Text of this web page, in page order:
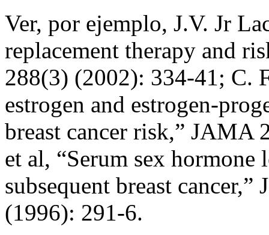
Ver, por ejemplo, J.V. Jr
replacement therapy and
288(3) (2002): 334-41; C.
estrogen and estrogen-
breast cancer risk,” JAMA
et al, “Serum sex hormone
subsequent breast
(1996): 291-6.